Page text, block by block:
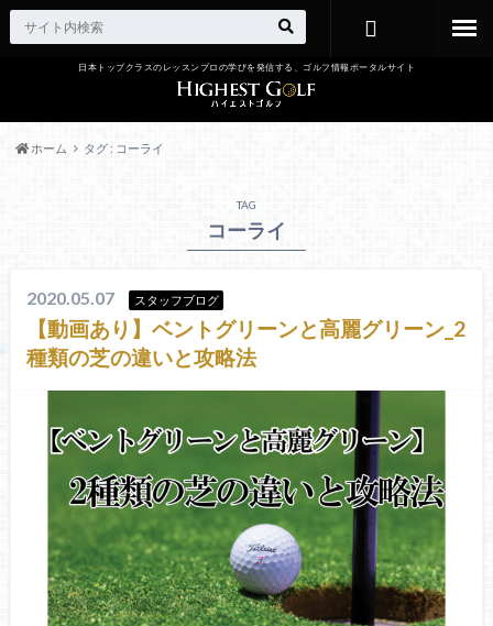
日本トップクラスのレッスンプロの学びを発信する、ゴルフ情報ポータルサイト
ホーム タグ : コーライ
TAG
コーライ
2020.05.07 スタッフブログ
【動画あり】ベントグリーンと高麗グリーン_2
種類の芝の違いと攻略法